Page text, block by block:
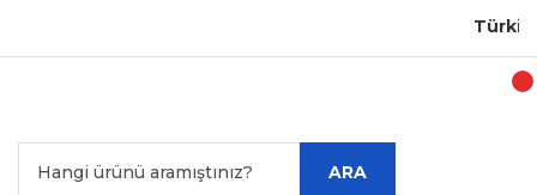
ARA